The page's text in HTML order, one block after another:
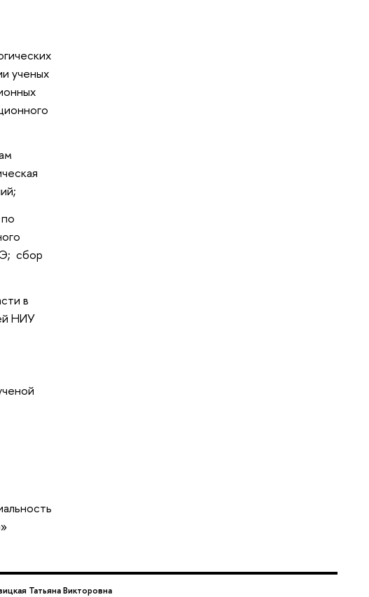
ученых
сбор
в
НИУ
Татьяна Викторовна